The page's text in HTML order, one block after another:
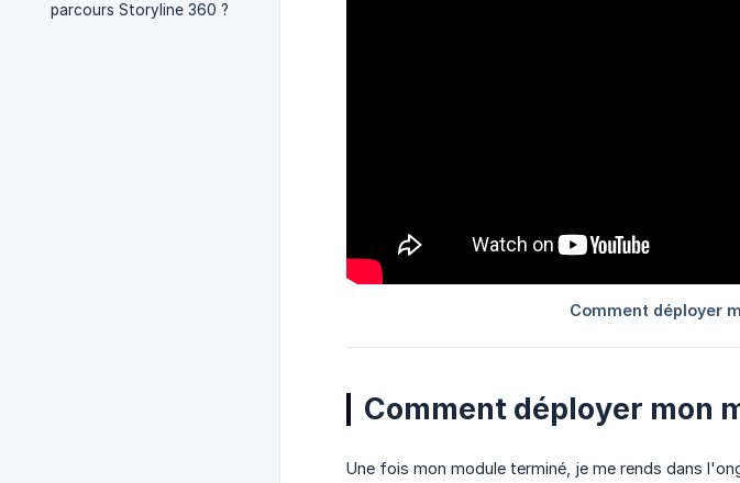
parcours Storyline 360 ?
Comment déployer mon
Une fois mon module terminé, je me rends dans